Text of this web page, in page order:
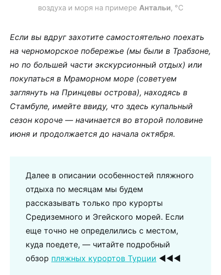
воздуха и моря на примере Антальи, °С
Если вы вдруг захотите самостоятельно поехать
на черноморское побережье (мы были в Трабзоне,
но по большей части экскурсионный отдых) или
покупаться в Мраморном море (советуем
заглянуть на Принцевы острова), находясь в
Стамбуле, имейте ввиду, что здесь купальный
сезон короче — начинается во второй половине
июня и продолжается до начала октября.
Далее в описании особенностей пляжного
отдыха по месяцам мы будем
рассказывать только про курорты
Средиземного и Эгейского морей. Если
еще точно не определились с местом,
куда поедете, — читайте подробный
обзор пляжных курортов Турции ◀◀◀